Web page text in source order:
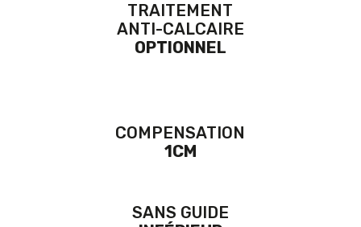
TRAITEMENT
ANTI-CALCAIRE
OPTIONNEL
COMPENSATION
1CM
SANS GUIDE